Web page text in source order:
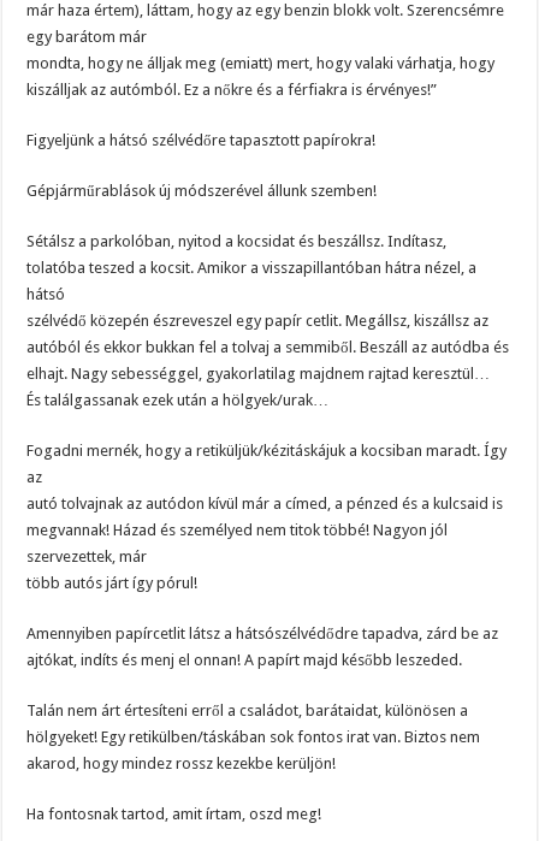
már haza értem), láttam, hogy az egy benzin blokk volt. Szerencsémre
egy barátom már
mondta, hogy ne álljak meg (emiatt) mert, hogy valaki várhatja, hogy
kiszálljak az autómból. Ez a nőkre és a férfiakra is érvényes!”
Figyeljünk a hátsó szélvédőre tapasztott papírokra!
Gépjárműrablások új módszerével állunk szemben!
Sétálsz a parkolóban, nyitod a kocsidat és beszállsz. Indítasz,
tolatóba teszed a kocsit. Amikor a visszapillantóban hátra nézel, a
hátsó
szélvédő közepén észreveszel egy papír cetlit. Megállsz, kiszállsz az
autóból és ekkor bukkan fel a tolvaj a semmiből. Beszáll az autódba és
elhajt. Nagy sebességgel, gyakorlatilag majdnem rajtad keresztül…
És találgassanak ezek után a hölgyek/urak…
Fogadni mernék, hogy a retiküljük/kézitáskájuk a kocsiban maradt. Így
az
autó tolvajnak az autódon kívül már a címed, a pénzed és a kulcsaid is
megvannak! Házad és személyed nem titok többé! Nagyon jól
szervezettek, már
több autós járt így pórul!
Amennyiben papírcetlit látsz a hátsószélvédődre tapadva, zárd be az
ajtókat, indíts és menj el onnan! A papírt majd később leszeded.
Talán nem árt értesíteni erről a családot, barátaidat, különösen a
hölgyeket! Egy retikülben/táskában sok fontos irat van. Biztos nem
akarod, hogy mindez rossz kezekbe kerüljön!
Ha fontosnak tartod, amit írtam, oszd meg!